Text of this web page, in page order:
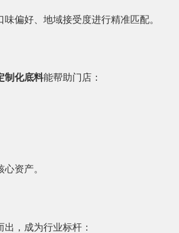
偏好、地域接受度进行精准匹配。
制化底料能帮助门店：
资产。
出，成为行业标杆：